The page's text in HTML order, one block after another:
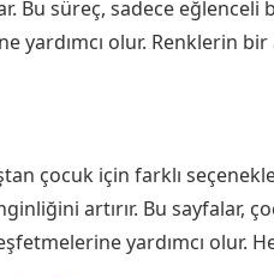
Bu süreç, sadece eğlenceli
yardımcı olur. Renklerin
çocuk için farklı
artırır. Bu sayfalar,
yardımcı olur.